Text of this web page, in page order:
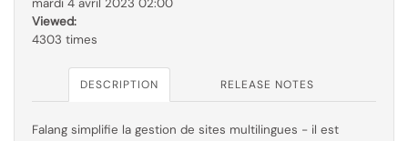
mardi 4 avril 2023 02:00
Viewed:
4303 times
DESCRIPTION RELEASE NOTES
Falang simplifie la gestion de sites multilingues - il est